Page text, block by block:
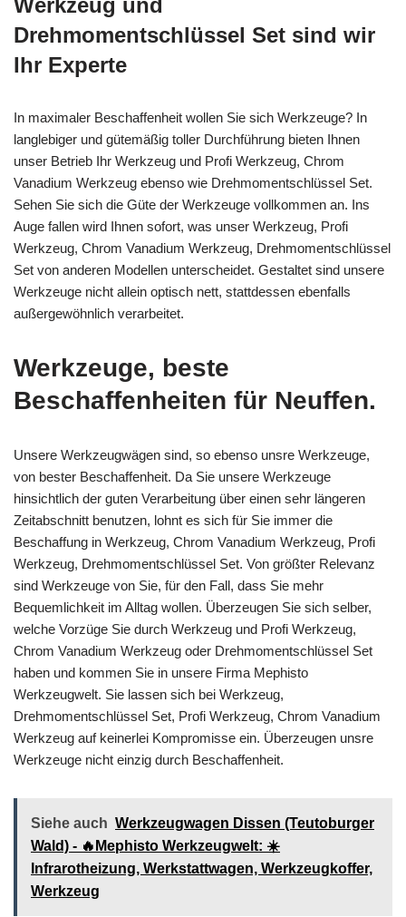
Drehmomentschlüssel Set sind wir
Ihr Experte
In maximaler Beschaffenheit wollen Sie sich Werkzeuge? In
langlebiger und gütemäßig toller Durchführung bieten Ihnen
unser Betrieb Ihr Werkzeug und Profi Werkzeug, Chrom
Vanadium Werkzeug ebenso wie Drehmomentschlüssel Set.
Sehen Sie sich die Güte der Werkzeuge vollkommen an. Ins
Auge fallen wird Ihnen sofort, was unser Werkzeug, Profi
Werkzeug, Chrom Vanadium Werkzeug, Drehmomentschlüssel
Set von anderen Modellen unterscheidet. Gestaltet sind unsere
Werkzeuge nicht allein optisch nett, stattdessen ebenfalls
außergewöhnlich verarbeitet.
Werkzeuge, beste
Beschaffenheiten für Neuffen.
Unsere Werkzeugwägen sind, so ebenso unsre Werkzeuge,
von bester Beschaffenheit. Da Sie unsere Werkzeuge
hinsichtlich der guten Verarbeitung über einen sehr längeren
Zeitabschnitt benutzen, lohnt es sich für Sie immer die
Beschaffung in Werkzeug, Chrom Vanadium Werkzeug, Profi
Werkzeug, Drehmomentschlüssel Set. Von größter Relevanz
sind Werkzeuge von Sie, für den Fall, dass Sie mehr
Bequemlichkeit im Alltag wollen. Überzeugen Sie sich selber,
welche Vorzüge Sie durch Werkzeug und Profi Werkzeug,
Chrom Vanadium Werkzeug oder Drehmomentschlüssel Set
haben und kommen Sie in unsere Firma Mephisto
Werkzeugwelt. Sie lassen sich bei Werkzeug,
Drehmomentschlüssel Set, Profi Werkzeug, Chrom Vanadium
Werkzeug auf keinerlei Kompromisse ein. Überzeugen unsre
Werkzeuge nicht einzig durch Beschaffenheit.
Siehe auch Werkzeugwagen Dissen (Teutoburger
Wald) - 🔥Mephisto Werkzeugwelt: ☀️
Infrarotheizung, Werkstattwagen, Werkzeugkoffer,
Werkzeug